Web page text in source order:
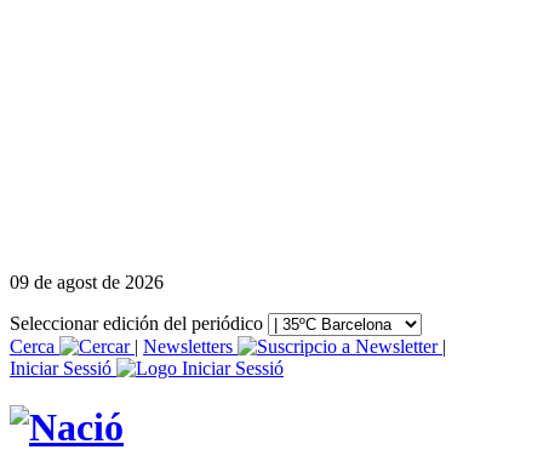
09 de agost de 2026
Seleccionar edición del periódico
Cerca
| Newsletters
|
Iniciar Sessió